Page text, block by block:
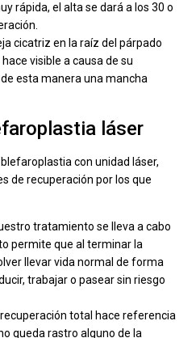
rápida, el alta se dará a los 30 o
cicatriz en la raíz del párpado
visible a causa de su
esta manera una mancha
láser
con unidad láser,
de recuperación por los que
tratamiento se lleva a cabo
permite que al terminar la
llevar vida normal de forma
trabajar o pasear sin riesgo
total hace referencia
queda rastro alguno de la